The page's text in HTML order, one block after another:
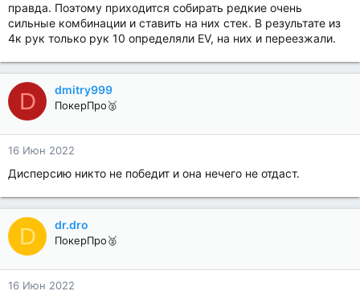
правда. Поэтому приходится собирать редкие очень
сильные комбинации и ставить на них стек. В результате из
4к рук только рук 10 определяли EV, на них и переезжали.
D dmitry999
ПокерПро🥈
16 Июн 2022
Дисперсию никто не победит и она нечего не отдаст.
D dr.dro
ПокерПро🥈
16 Июн 2022